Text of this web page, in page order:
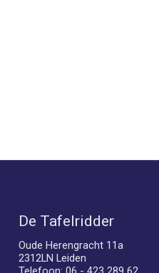
De Tafelridder
Oude Herengracht 11a
2312LN Leiden